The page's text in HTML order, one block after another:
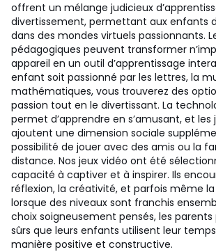
offrent un mélange judicieux
divertissement, permettant aux enfants
dans des mondes virtuels passionnants.
pédagogiques peuvent transformer
appareil en un outil d’apprentissage
enfant soit passionné par les lettres, la
mathématiques, vous trouverez des
passion tout en le divertissant. La
permet d’apprendre en s’amusant, et les
ajoutent une dimension sociale
possibilité de jouer avec des amis ou la
distance. Nos jeux vidéo ont été
capacité à captiver et à inspirer. Ils
réflexion, la créativité, et parfois même
lorsque des niveaux sont franchis
choix soigneusement pensés, les
sûrs que leurs enfants utilisent leur
manière positive et constructive.